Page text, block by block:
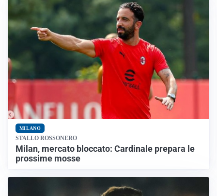
MILANO
STALLO ROSSONERO
Milan, mercato bloccato: Cardinale prepara le
prossime mosse